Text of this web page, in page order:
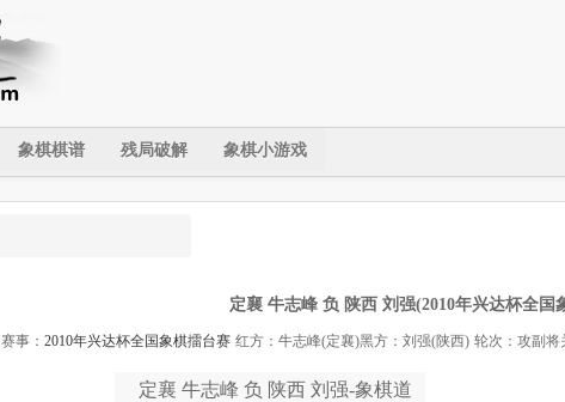
象棋棋谱 残局破解 象棋小游戏
定襄 牛志峰 负 陕西 刘强(2010年兴达杯全国
赛事： 2010年兴达杯全国象棋擂台赛 红方：牛志峰(定襄)黑方：刘强(陕西) 轮次：攻副将
定襄 牛志峰 负 陕西 刘强-象棋道